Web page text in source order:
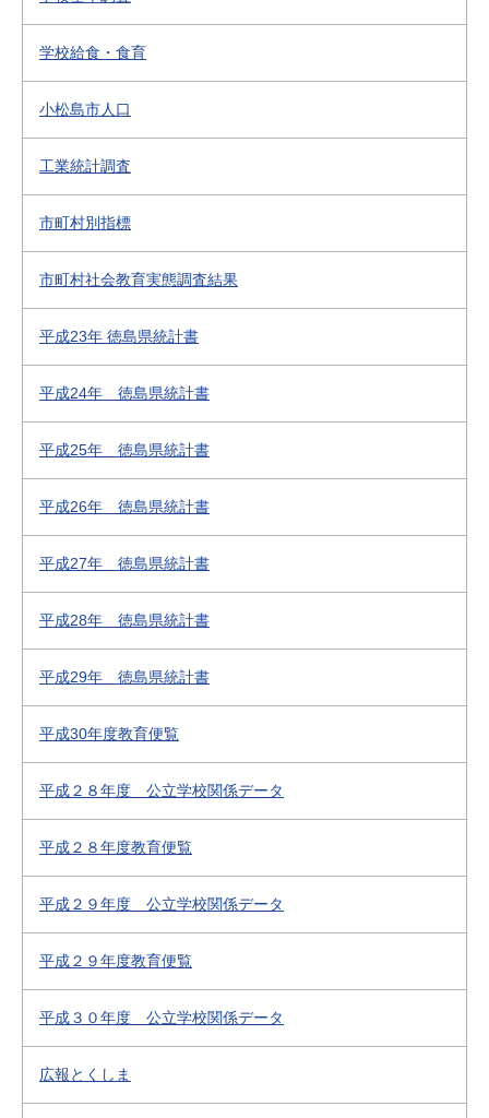
学校給食・食育
小松島市人口
工業統計調査
市町村別指標
市町村社会教育実態調査結果
平成23年 徳島県統計書
平成24年 徳島県統計書
平成25年 徳島県統計書
平成26年 徳島県統計書
平成27年 徳島県統計書
平成28年 徳島県統計書
平成29年 徳島県統計書
平成30年度教育便覧
平成２８年度 公立学校関係データ
平成２８年度教育便覧
平成２９年度 公立学校関係データ
平成２９年度教育便覧
平成３０年度 公立学校関係データ
広報とくしま